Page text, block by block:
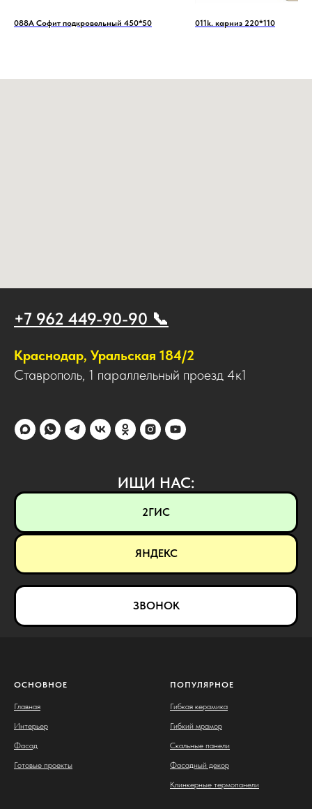
088А Софит подкровельный 450*50 011k. карниз 220*110
+7 962 449-90-90 📞
Краснодар, Уральская 184/2
Ставрополь, 1 параллельный проезд 4к1
ИЩИ НАС:
2ГИС
ЯНДЕКС
ЗВОНОК
ОСНОВНОЕ
Главная
Интерьер
Фасад
Готовые проекты
ПОПУЛЯРНОЕ
Гибкая керамика
Гибкий мрамор
Скальные панели
Фасадный декор
Клинкерные термопанели